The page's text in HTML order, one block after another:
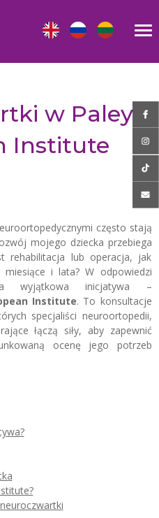
w Paley
Institute
często stają
mojego dziecka przebiega
rehabilitacja lub operacja, jak
i lata? W odpowiedzi
wyjątkowa inicjatywa –
Institute. To konsultacje
specjaliści neuroortopedii,
łączą siły, aby zapewnić
ocenę jego potrzeb